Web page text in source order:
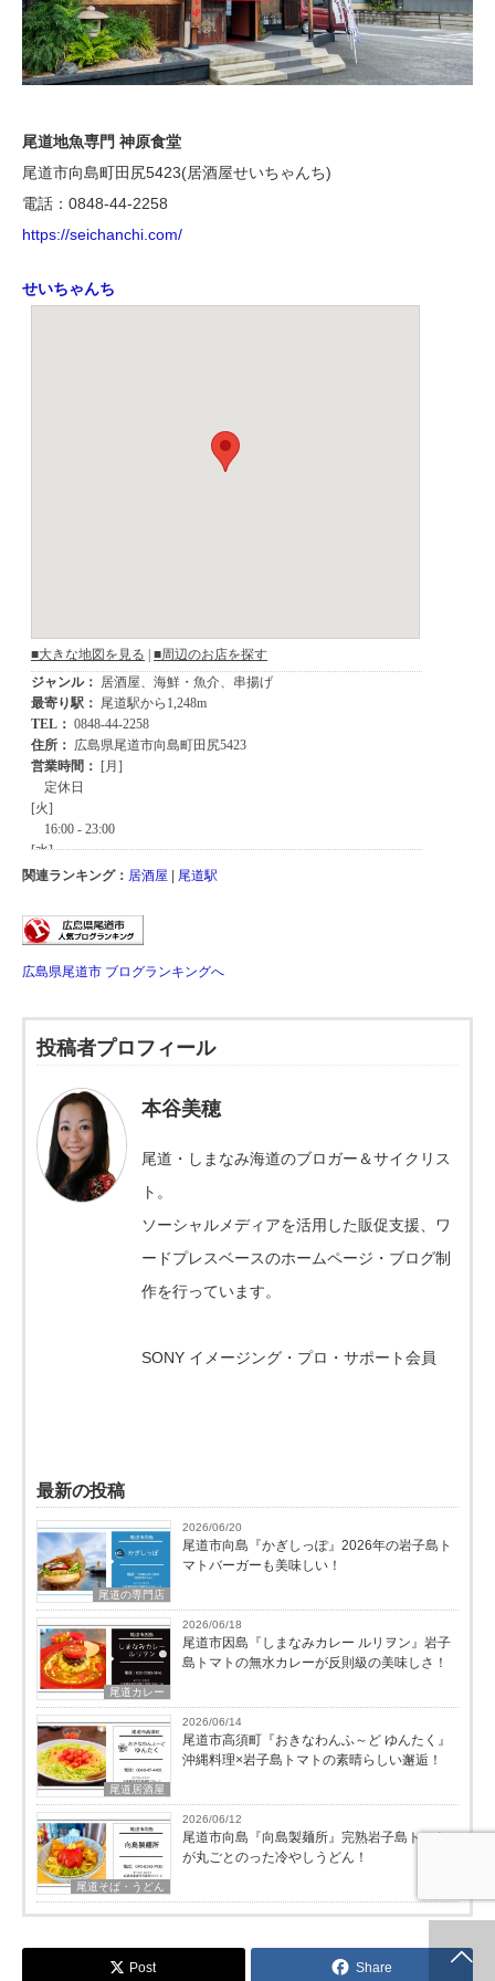
尾道地魚専門 神原食堂
尾道市向島町田尻5423(居酒屋せいちゃんち)
電話：0848-44-2258
https://seichanchi.com/
せいちゃんち
関連ランキング： 居酒屋 | 尾道駅
広島県尾道市 ブログランキングへ
投稿者プロフィール
本谷美穂
尾道・しまなみ海道のブロガー＆サイクリス
ト。
ソーシャルメディアを活用した販促支援、ワ
ードプレスベースのホームページ・ブログ制
作を行っています。
SONY イメージング・プロ・サポート会員
最新の投稿
尾道の専門店
2026/06/20
尾道市向島『かぎしっぽ』2026年の岩子島ト
マトバーガーも美味しい！
尾道カレー
2026/06/18
尾道市因島『しまなみカレー ルリヲン』岩子
島トマトの無水カレーが反則級の美味しさ！
尾道居酒屋
2026/06/14
尾道市高須町『おきなわんふ～ど ゆんたく』
沖縄料理×岩子島トマトの素晴らしい邂逅！
尾道そば・うどん
2026/06/12
尾道市向島『向島製麺所』完熟岩子島トマト
が丸ごとのった冷やしうどん！
Post Share お問合せ